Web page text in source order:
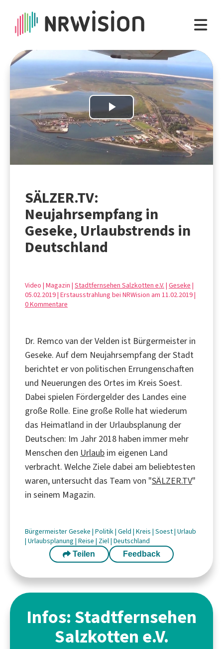
Play
Video
SÄLZER.TV:
Neujahrsempfang in
Geseke, Urlaubstrends in
Deutschland
Video | Magazin | Stadtfernsehen Salzkotten e.V. | Geseke |
05.02.2019 | Erstausstrahlung bei NRWision am 11.02.2019 |
0 Kommentare
Dr. Remco van der Velden ist Bürgermeister in
Geseke. Auf dem Neujahrsempfang der Stadt
berichtet er von politischen Errungenschaften
und Neuerungen des Ortes im Kreis Soest.
Dabei spielen Fördergelder des Landes eine
große Rolle. Eine große Rolle hat wiederum
das Heimatland in der Urlaubsplanung der
Deutschen: Im Jahr 2018 haben immer mehr
Menschen den Urlaub im eigenen Land
verbracht. Welche Ziele dabei am beliebtesten
waren, untersucht das Team von "SÄLZER.TV"
in seinem Magazin.
BürgermeisterGeseke | Politik| Geld | Kreis | Soest| Urlaub
| Urlaubsplanung | Reise | Ziel| Deutschland
Teilen Feedback
Infos: Stadtfernsehen
Salzkotten e.V.